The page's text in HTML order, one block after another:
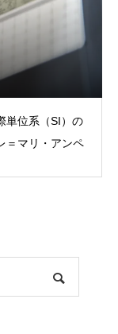
単位系（SI）の
＝マリ・アンペ